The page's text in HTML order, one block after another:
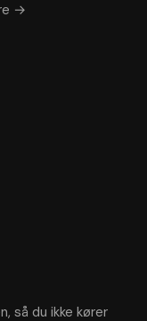
→
så du ikke kører